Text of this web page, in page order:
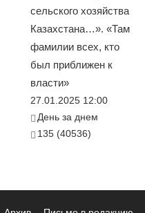
сельского хозяйства
Казахстана…». «Там
фамилии всех, кто
был приближен к
власти»
27.01.2025 12:00
День за днем
135 (40536)